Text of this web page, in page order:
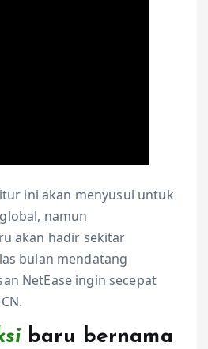
ini akan menyusul untuk
namun
akan hadir sekitar
bulan mendatang
NetEase ingin secepat
baru bernama